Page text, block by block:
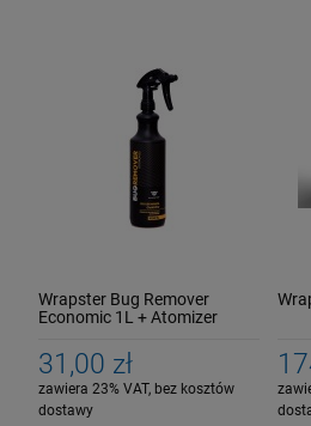
Wrapster Bug Remover
Economic 1L + Atomizer
31,00 zł
zawiera 23% VAT, bez kosztów
dostawy